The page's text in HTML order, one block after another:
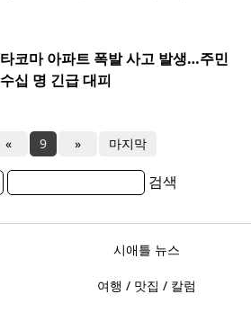
타코마 아파트 폭발 사고 발생…주민
수십 명 긴급 대피
« 9 » 마지막
검색
시애틀 뉴스
여행 / 맛집 / 칼럼